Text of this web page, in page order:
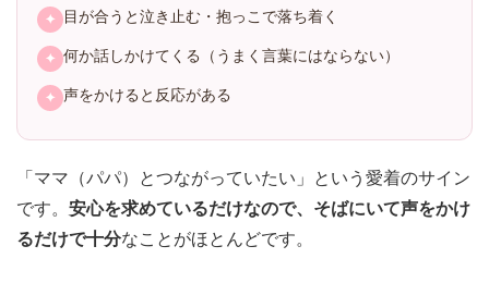
✦ 目が合うと泣き止む・抱っこで落ち着く
✦ 何か話しかけてくる（うまく言葉にはならない）
✦ 声をかけると反応がある
「ママ（パパ）とつながっていたい」という愛着のサイン
です。 安心を求めているだけなので、そばにいて声をかけ
るだけで十分なことがほとんどです。